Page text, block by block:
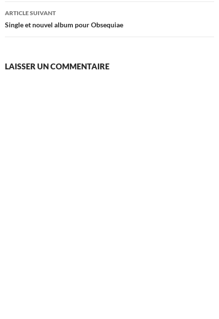
articles
ARTICLE SUIVANT
Single et nouvel album pour Obsequiae
LAISSER UN COMMENTAIRE